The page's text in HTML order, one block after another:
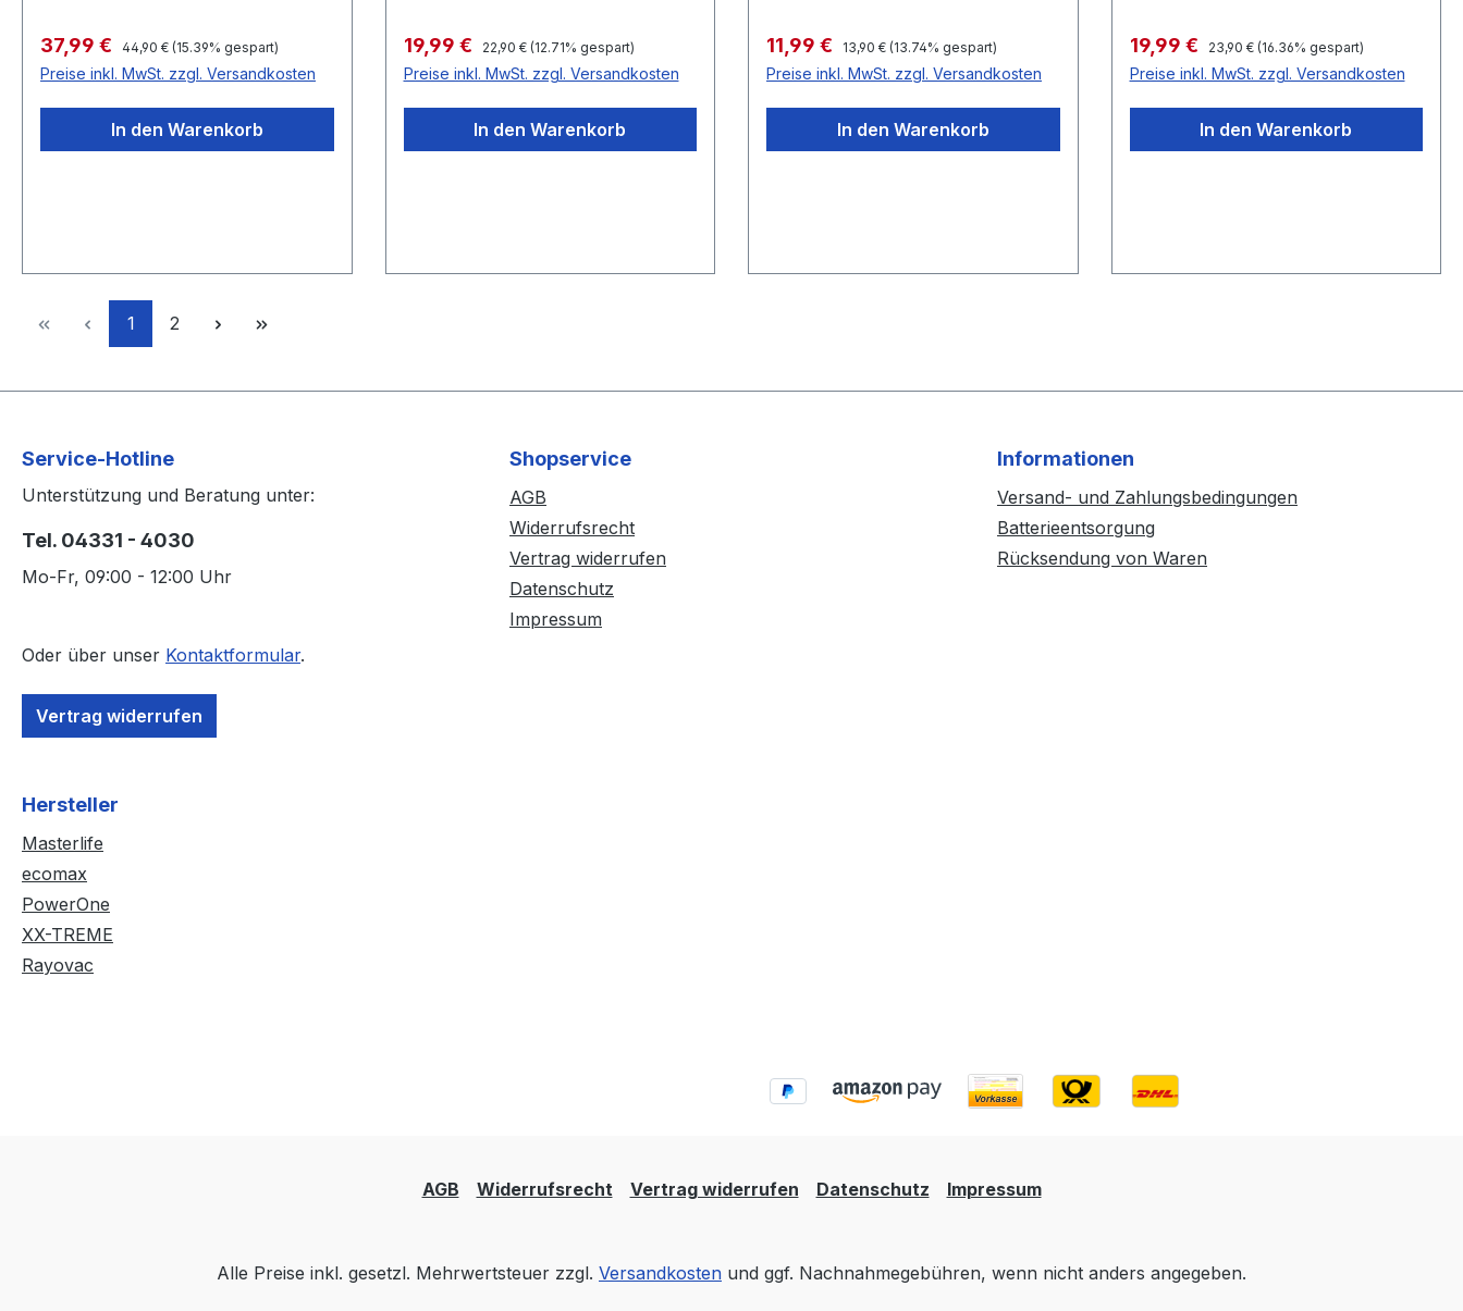
Verkaufspreis:
37,99 € Regulärer Preis:
44,90 € (15.39% gespart)
Preise inkl. MwSt. zzgl. Versandkosten
In den Warenkorb
Verkaufspreis:
19,99 € Regulärer Preis:
22,90 € (12.71% gespart)
Preise inkl. MwSt. zzgl. Versandkosten
In den Warenkorb
Verkaufspreis:
11,99 € Regulärer Preis:
13,90 € (13.74% gespart)
Preise inkl. MwSt. zzgl. Versandkosten
In den Warenkorb
Verkaufspreis:
19,99 € Regulärer Preis:
23,90 € (16.36% gespart)
Preise inkl. MwSt. zzgl. Versandkosten
In den Warenkorb
Seite
1 Seite
2
Service-Hotline
Unterstützung und Beratung unter:
Tel. 04331 - 4030
Mo-Fr, 09:00 - 12:00 Uhr
Oder über unser Kontaktformular.
Vertrag widerrufen
Shopservice
AGB
Widerrufsrecht
Vertrag widerrufen
Datenschutz
Impressum
Informationen
Versand- und Zahlungsbedingungen
Batterieentsorgung
Rücksendung von Waren
Hersteller
Masterlife
ecomax
PowerOne
XX-TREME
Rayovac
AGB Widerrufsrecht Vertrag widerrufen Datenschutz Impressum
Alle Preise inkl. gesetzl. Mehrwertsteuer zzgl. Versandkosten und ggf. Nachnahmegebühren, wenn nicht anders angegeben.